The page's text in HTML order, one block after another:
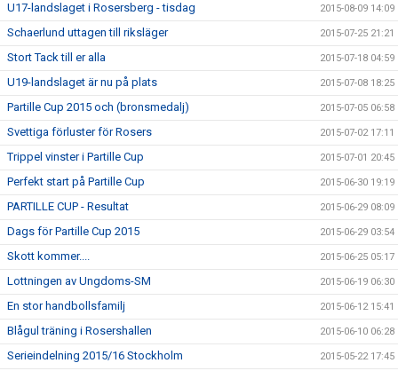
U17-landslaget i Rosersberg - tisdag 2015-08-09 14:09
Schaerlund uttagen till riksläger 2015-07-25 21:21
Stort Tack till er alla 2015-07-18 04:59
U19-landslaget är nu på plats 2015-07-08 18:25
Partille Cup 2015 och (bronsmedalj) 2015-07-05 06:58
Svettiga förluster för Rosers 2015-07-02 17:11
Trippel vinster i Partille Cup 2015-07-01 20:45
Perfekt start på Partille Cup 2015-06-30 19:19
PARTILLE CUP - Resultat 2015-06-29 08:09
Dags för Partille Cup 2015 2015-06-29 03:54
Skott kommer.... 2015-06-25 05:17
Lottningen av Ungdoms-SM 2015-06-19 06:30
En stor handbollsfamilj 2015-06-12 15:41
Blågul träning i Rosershallen 2015-06-10 06:28
Serieindelning 2015/16 Stockholm 2015-05-22 17:45